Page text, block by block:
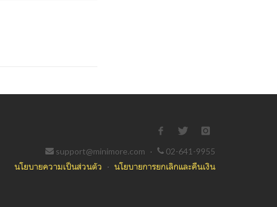
support@minimore.com ·
02-641-9955
นโยบายความเป็นส่วนตัว · นโยบายการยกเลิกและคืนเงิน